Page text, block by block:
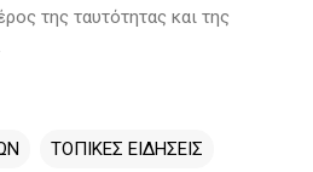
της ταυτότητας και της
ΤΟΠΙΚΕΣ ΕΙΔΗΣΕΙΣ